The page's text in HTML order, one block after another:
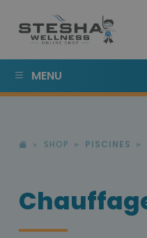
MENU
SHOP PISCINES